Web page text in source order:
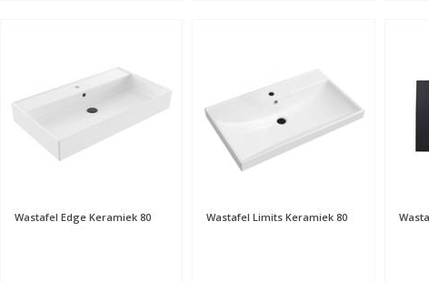
Wastafel Edge Keramiek 80 Wastafel Limits Keramiek 80